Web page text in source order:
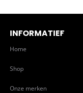
INFORMATIEF
Home
Shop
Onze merken